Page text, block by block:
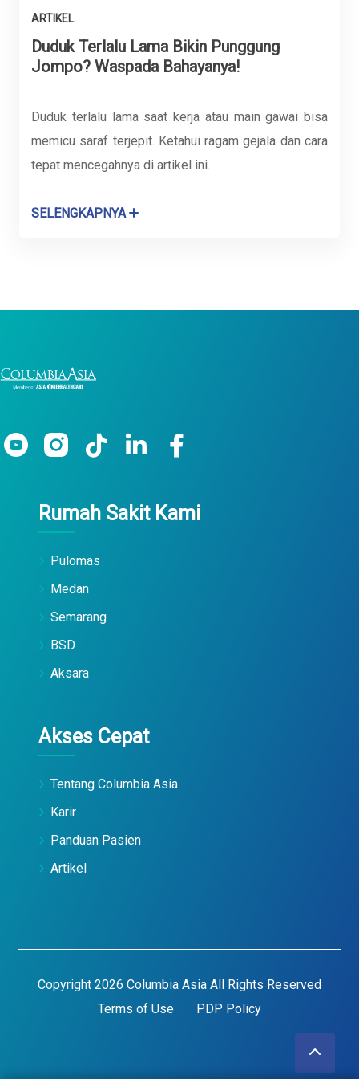
ARTIKEL
Duduk Terlalu Lama Bikin Punggung
Jompo? Waspada Bahayanya!
Duduk terlalu lama saat kerja atau main gawai bisa
memicu saraf terjepit. Ketahui ragam gejala dan cara
tepat mencegahnya di artikel ini.
SELENGKAPNYA
Rumah Sakit Kami
Pulomas
Medan
Semarang
BSD
Aksara
Akses Cepat
Tentang Columbia Asia
Karir
Panduan Pasien
Artikel
Copyright 2026 Columbia Asia All Rights Reserved
Terms of Use
PDP Policy